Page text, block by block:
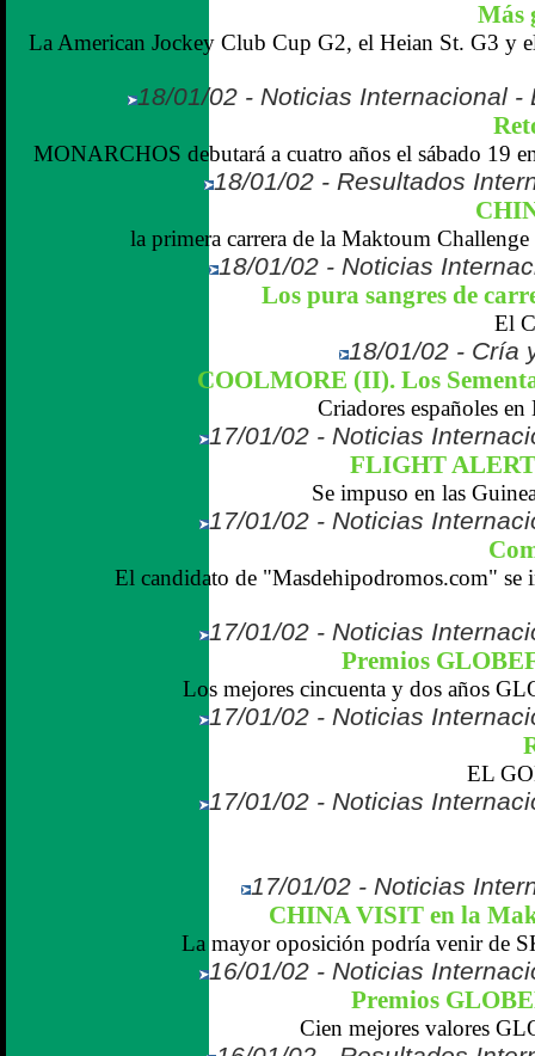
Más
La American Jockey Club Cup G2, el Heian St. G3 y
18/01/02 - Noticias Internacional -
MONARCHOS debutará a cuatro años el sábado 19
18/01/02 - Resultados
la primera carrera de la Maktoum
18/01/02 - Noticias
Los pura sangres de
El
18/01/02 - Cría
COOLMORE (II). Los
Criadores españoles
17/01/02 - Noticias
FLIGHT ALERT
Se impuso en las
17/01/02 - Noticias
El candidato de "Masdehipodromos.com" se
17/01/02 - Noticias
Premios
Los mejores cincuenta y dos años
17/01/02 - Noticias
EL
17/01/02 - Noticias
17/01/02 - Noticias
CHINA VISIT en la
La mayor oposición podría venir de
16/01/02 - Noticias
Premios
Cien mejores valores